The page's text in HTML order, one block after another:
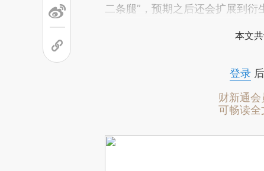
二条腿”，预期之后还会扩展到衍
本文
登录后
财新通会
可畅读全